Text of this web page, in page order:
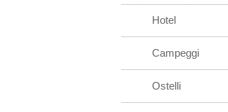
Hotel
Campeggi
Ostelli